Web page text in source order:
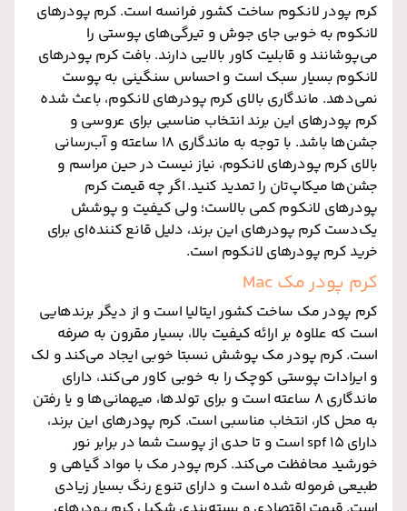
کرم پودر لانکوم ساخت کشور فرانسه است. کرم پودرهای
لانکوم به خوبی جای جوش و تیرگی‌های پوستی را
می‌پوشانند و قابلیت کاور بالایی دارند. بافت کرم پودرهای
لانکوم بسیار سبک است و احساس سنگینی به پوست
نمی‌دهد. ماندگاری بالای کرم پودرهای لانکوم، باعث شده
کرم پودرهای این برند انتخاب مناسبی برای عروسی‌ و
جشن‌ها باشد. با توجه به ماندگاری ۱۸ ساعته و آب‌رسانی
بالای کرم پودرهای لانکوم، نیاز نیست در حین مراسم و
جشن‌ها میکاپ‌تان را تمدید کنید.اگر چه قیمت کرم
پودرهای لانکوم کمی بالاست؛ ولی کیفیت و پوشش
یک‌دست کرم پودرهای این برند، دلیل قانع کننده‌ای برای
خرید کرم پودرهای لانکوم است.
کرم پودر مک Mac
کرم پودر مک ساخت کشور ایتالیا است و از دیگر برندهایی
است که علاوه بر ارائه کیفیت بالا، بسیار مقرون به صرفه
است. کرم پودر مک پوشش نسبتا خوبی ایجاد می‌کند و لک
و ایرادات پوستی کوچک را به خوبی کاور می‌کند، دارای
ماندگاری ۸ ساعته است و برای تولدها، میهمانی‌ها و یا رفتن
به محل کار، انتخاب مناسبی است. کرم پودرهای این برند،
دارای spf 15 است و تا حدی از پوست شما در برابر نور
خورشید محافظت می‌کند. کرم پودر مک با مواد گیاهی و
طبیعی فرموله شده است و دارای تنوع رنگ بسیار زیادی